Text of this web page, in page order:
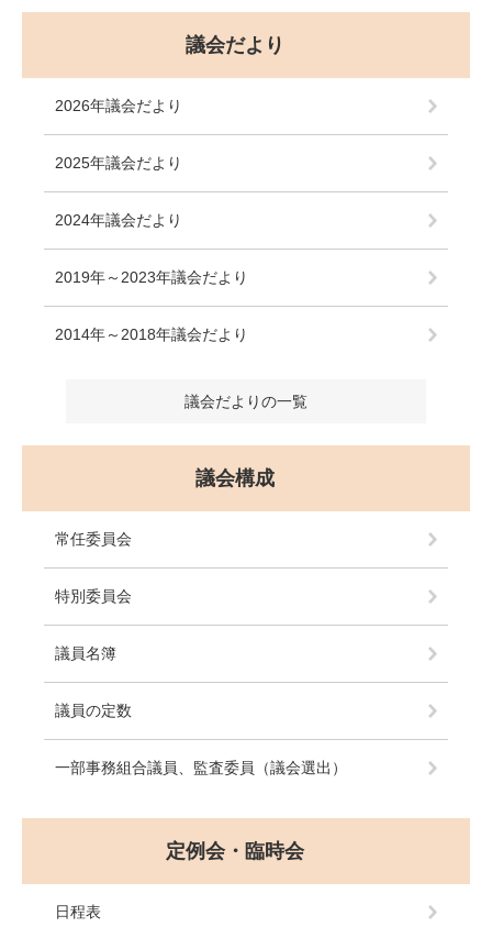
議会だより
2026年議会だより
2025年議会だより
2024年議会だより
2019年～2023年議会だより
2014年～2018年議会だより
議会だよりの一覧
議会構成
常任委員会
特別委員会
議員名簿
議員の定数
一部事務組合議員、監査委員（議会選出）
定例会・臨時会
日程表